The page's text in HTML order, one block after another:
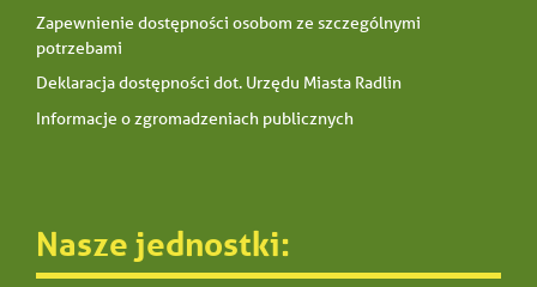
Zapewnienie dostępności osobom ze szczególnymi
potrzebami
Deklaracja dostępności dot. Urzędu Miasta Radlin
Informacje o zgromadzeniach publicznych
Nasze jednostki: